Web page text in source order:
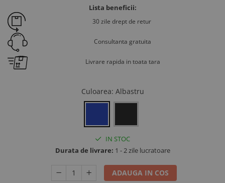
Alaptare automata vitei
Galeti, bidoane, tetine vitei
Colostru vitei
Cusete si boxe vitei
Accesorii cusete vitei
Suplimente nutritive vitei
Lista beneficii:
30 zile drept de retur
Consultanta gratuita
Livrare rapida in toata tara
Culoarea: Albastru
IN STOC
Durata de livrare: 1 - 2 zile lucratoare
ADAUGA IN COS